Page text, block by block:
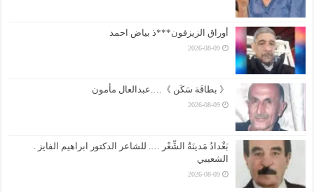
أوراق الزيزفون***ذ بياض احمد
2026-08-09
《 بطاقَة سَكَن 》….عبدالعال مأمون
2026-08-09
بَغْدادُ مَدينَةُ الشِّعْر …. للشاعر الدكتور ابراهيم الفايز .
الشعيبي
2026-08-09